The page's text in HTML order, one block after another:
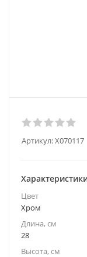
Артикул:X070117
Цвет
Хром
Длина, см
28
Высота, см